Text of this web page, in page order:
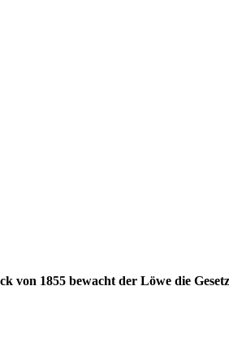
von 1855 bewacht der Löwe die